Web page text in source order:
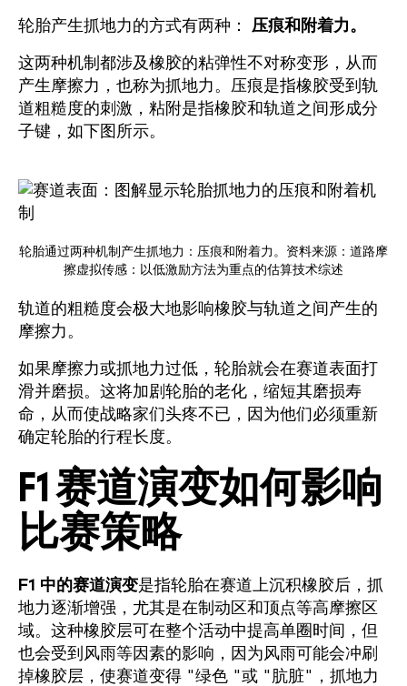
轮胎产生抓地力的方式有两种： 压痕和附着力。
这两种机制都涉及橡胶的粘弹性不对称变形，从而
产生摩擦力，也称为抓地力。压痕是指橡胶受到轨
道粗糙度的刺激，粘附是指橡胶和轨道之间形成分
子键，如下图所示。
轮胎通过两种机制产生抓地力：压痕和附着力。资料来源：道路摩
擦虚拟传感：以低激励方法为重点的估算技术综述
轨道的粗糙度会极大地影响橡胶与轨道之间产生的
摩擦力。
如果摩擦力或抓地力过低，轮胎就会在赛道表面打
滑并磨损。这将加剧轮胎的老化，缩短其磨损寿
命，从而使战略家们头疼不已，因为他们必须重新
确定轮胎的行程长度。
F1 赛道演变如何影响
比赛策略
F1 中的赛道演变是指轮胎在赛道上沉积橡胶后，抓
地力逐渐增强，尤其是在制动区和顶点等高摩擦区
域。这种橡胶层可在整个活动中提高单圈时间，但
也会受到风雨等因素的影响，因为风雨可能会冲刷
掉橡胶层，使赛道变得 "绿色 "或 "肮脏"，抓地力